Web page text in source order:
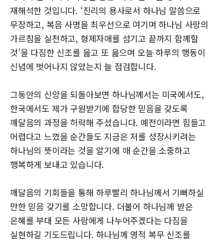
재해석한 것입니다. ‘진리의 용사로서 하나님 말씀으로
무장하고, 복음 사명을 최우선으로 여기며 하나님 사랑의
가르침을 실천하고, 형제자매를 섬기고 끝까지 함께할
것’을 다짐한 신조를 읊고 또 읊으며 오늘 하루의 행동이
신념에 벗어나지 않았는지 늘 점검합니다.
그동안의 신앙을 되돌아보면 하나님께서는 미국에서도,
한국에서도 제가 구원받기에 합당한 믿음을 갖도록
깨달음의 과정을 허락해 주셨습니다. 예전이라면 힘들고
어렵다고 느꼈을 순간들도 지금은 저를 성장시키려는
하나님의 뜻이라는 것을 알기에 매 순간을 소중하고
행복하게 보내고 있습니다.
깨달음의 기회들을 통해 하루빨리 하나님께서 기뻐하실
만한 믿음 갖기를 소망합니다. 더불어 하나님께 받은
은혜를 부대 모든 사람에게 나누어주겠다는 다짐을
실현하길 기도드립니다. 하나님께 영적 복무 신조를